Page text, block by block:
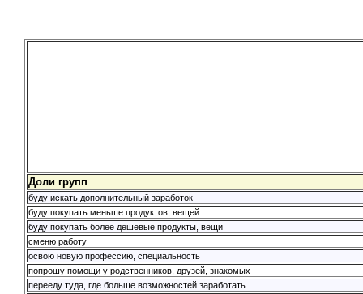
Доли групп
буду искать дополнительный заработок
буду покупать меньше продуктов, вещей
буду покупать более дешевые продукты, вещи
сменю работу
освою новую профессию, специальность
попрошу помощи у родственников, друзей, знакомых
перееду туда, где больше возможностей заработать